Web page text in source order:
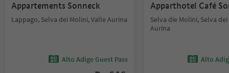
Appartements Sonneck
Lappago, Selva dei Molini, Valle Aurina
Alto Adige Guest Pass
Apparthotel Café
Selva die Molini, Selva
Aurina
Alto